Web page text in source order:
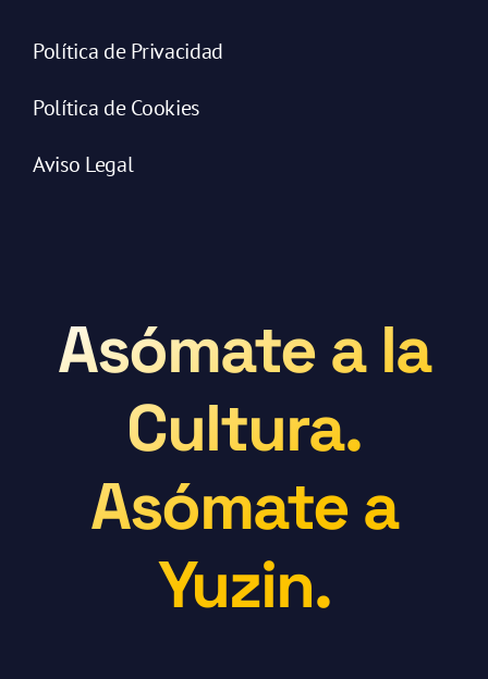
Política de Privacidad
Política de Cookies
Aviso Legal
Asómate a la
Cultura.
Asómate a
Yuzin.